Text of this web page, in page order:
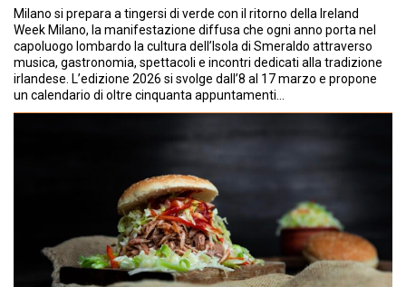
Milano si prepara a tingersi di verde con il ritorno della Ireland
Week Milano, la manifestazione diffusa che ogni anno porta nel
capoluogo lombardo la cultura dell’Isola di Smeraldo attraverso
musica, gastronomia, spettacoli e incontri dedicati alla tradizione
irlandese. L’edizione 2026 si svolge dall’8 al 17 marzo e propone
un calendario di oltre cinquanta appuntamenti…